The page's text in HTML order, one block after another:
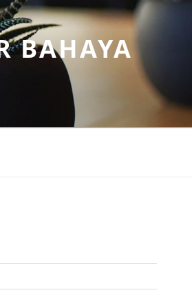
BAHAYA